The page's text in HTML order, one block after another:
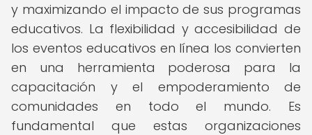
y maximizando el impacto de sus programas
educativos. La flexibilidad y accesibilidad de
los eventos educativos en línea los convierten
en una herramienta poderosa para la
capacitación y el empoderamiento de
comunidades en todo el mundo. Es
fundamental que estas organizaciones